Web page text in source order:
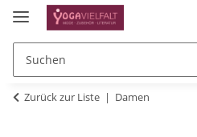
Zurück zur Liste Damen